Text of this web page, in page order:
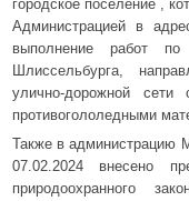
городское поселение ,
Администрацией в
выполнение работ
Шлиссельбурга,
улично-дорожной
противогололедными
Также в администрацию
07.02.2024 внесено
природоохранного